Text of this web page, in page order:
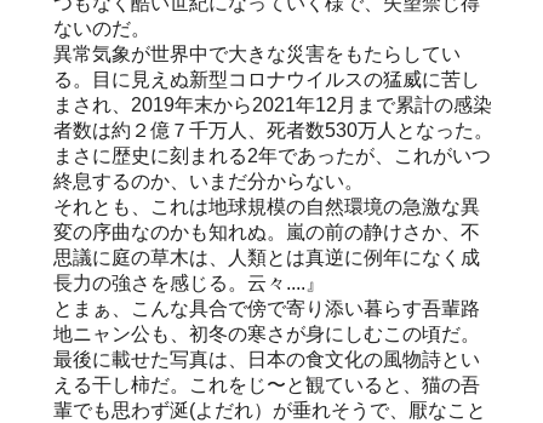
ないのだ。
異常気象が世界中で大きな災害をもたらしてい
る。目に見えぬ新型コロナウイルスの猛威に苦し
まされ、2019年末から2021年12月まで累計の感染
者数は約２億７千万人、死者数530万人となった。
まさに歴史に刻まれる2年であったが、これがいつ
終息するのか、いまだ分からない。
それとも、これは地球規模の自然環境の急激な異
変の序曲なのかも知れぬ。嵐の前の静けさか、不
思議に庭の草木は、人類とは真逆に例年になく成
長力の強さを感じる。云々....』
とまぁ、こんな具合で傍で寄り添い暮らす吾輩路
地ニャン公も、初冬の寒さが身にしむこの頃だ。
最後に載せた写真は、日本の食文化の風物詩とい
える干し柿だ。これをじ〜と観ていると、猫の吾
輩でも思わず涎(よだれ）が垂れそうで、厭なこと